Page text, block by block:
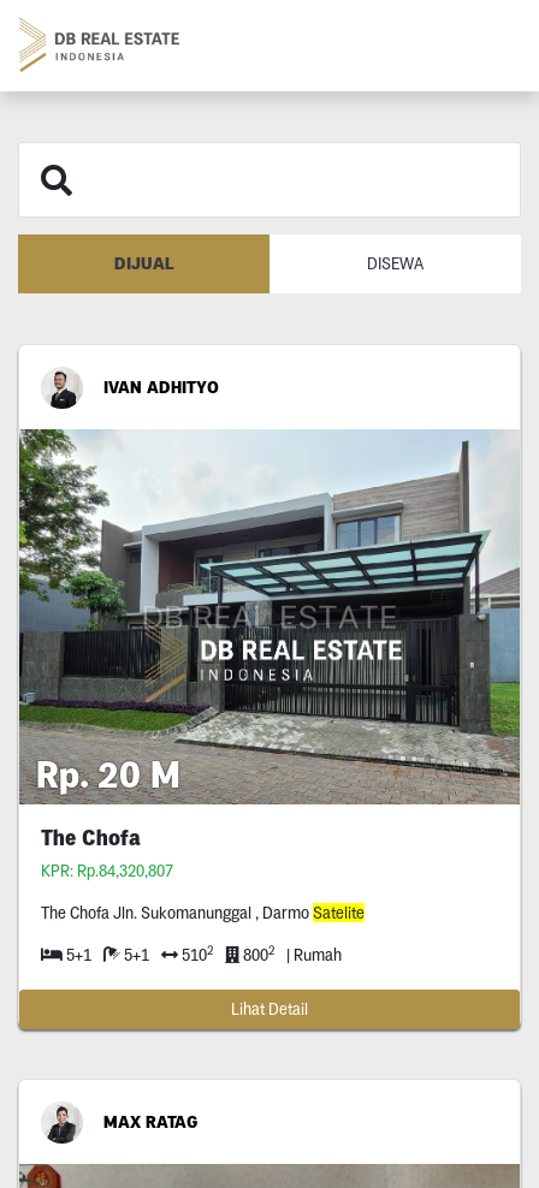
DIJUAL DISEWA
IVAN ADHITYO
Rp. 20 M
The Chofa
KPR: Rp.84,320,807
The Chofa Jln. Sukomanunggal , DarmoSatelite
5+1 5+1 5102 8002 | Rumah
Lihat Detail
MAX RATAG